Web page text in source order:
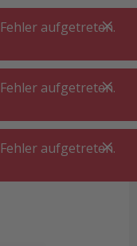
SUCHE
Set Festive Edition
Edition
aufgetreten.
aufgetreten.
aufgetreten.